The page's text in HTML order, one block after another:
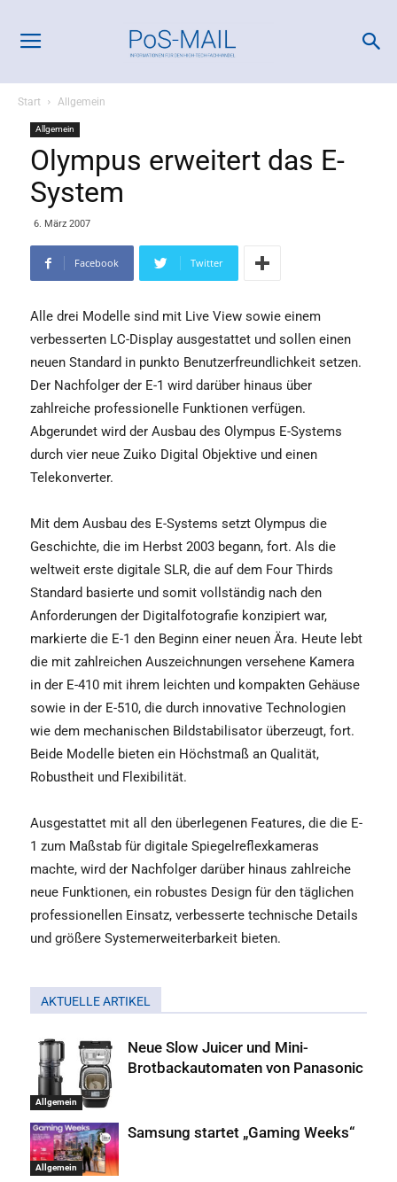
Start Allgemein
Allgemein
Olympus erweitert das E-
System
6. März 2007
Facebook Twitter
Alle drei Modelle sind mit Live View sowie einem
verbesserten LC-Display ausgestattet und sollen einen
neuen Standard in punkto Benutzerfreundlichkeit setzen.
Der Nachfolger der E-1 wird darüber hinaus über
zahlreiche professionelle Funktionen verfügen.
Abgerundet wird der Ausbau des Olympus E-Systems
durch vier neue Zuiko Digital Objektive und einen
Telekonverter.
Mit dem Ausbau des E-Systems setzt Olympus die
Geschichte, die im Herbst 2003 begann, fort. Als die
weltweit erste digitale SLR, die auf dem Four Thirds
Standard basierte und somit vollständig nach den
Anforderungen der Digitalfotografie konzipiert war,
markierte die E-1 den Beginn einer neuen Ära. Heute lebt
die mit zahlreichen Auszeichnungen versehene Kamera
in der E-410 mit ihrem leichten und kompakten Gehäuse
sowie in der E-510, die durch innovative Technologien
wie dem mechanischen Bildstabilisator überzeugt, fort.
Beide Modelle bieten ein Höchstmaß an Qualität,
Robustheit und Flexibilität.
Ausgestattet mit all den überlegenen Features, die die E-
1 zum Maßstab für digitale Spiegelreflexkameras
machte, wird der Nachfolger darüber hinaus zahlreiche
neue Funktionen, ein robustes Design für den täglichen
professionellen Einsatz, verbesserte technische Details
und größere Systemerweiterbarkeit bieten.
AKTUELLE ARTIKEL
Allgemein
Neue Slow Juicer und Mini-
Brotbackautomaten von Panasonic
Allgemein
Samsung startet „Gaming Weeks“